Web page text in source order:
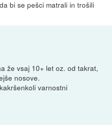
bi se pešci matrali in trošili
že vsaj 10+ let oz. od takrat,
nosove.
varnostni